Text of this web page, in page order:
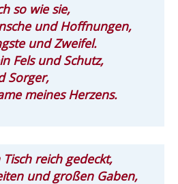
so wie sie,
und Hoffnungen,
und Zweifel.
Fels und Schutz,
Sorger,
meines Herzens.
reich gedeckt,
und großen Gaben,